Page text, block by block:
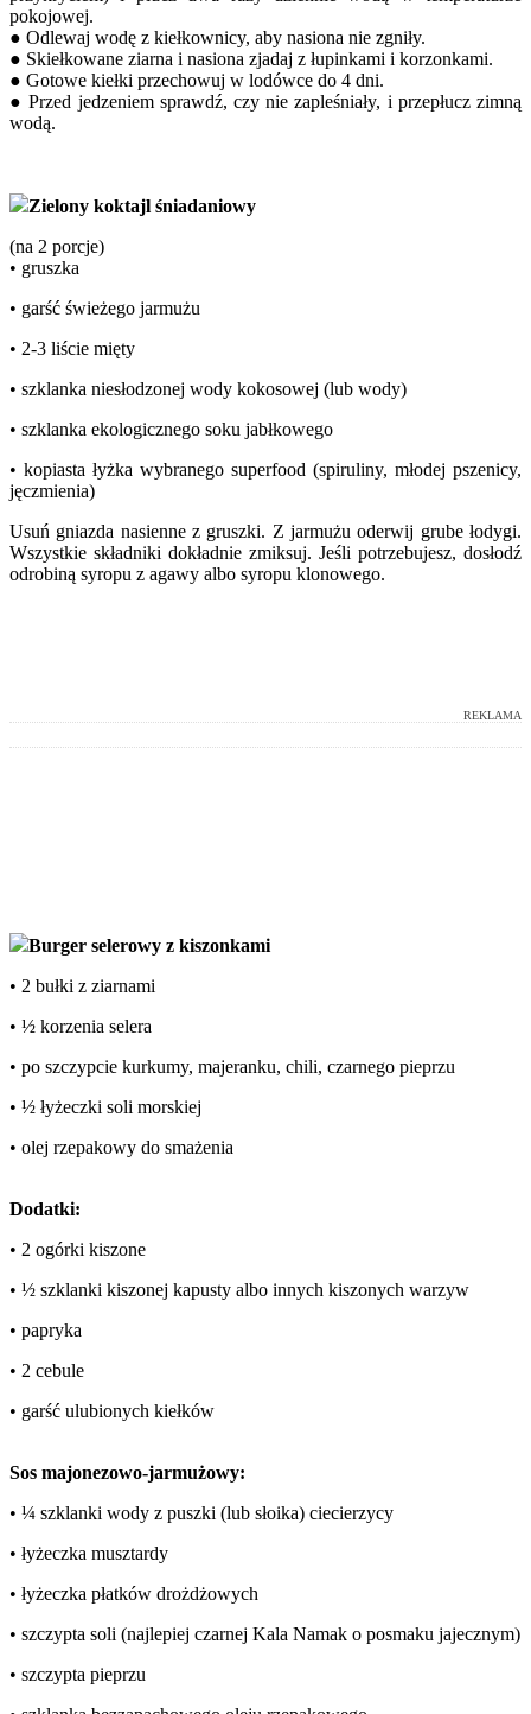
pokojowej.
● Odlewaj wodę z kiełkownicy, aby nasiona nie zgniły.
● Skiełkowane ziarna i nasiona zjadaj z łupinkami i korzonkami.
● Gotowe kiełki przechowuj w lodówce do 4 dni.
● Przed jedzeniem sprawdź, czy nie zapleśniały, i przepłucz zimną
wodą.
Zielony koktajl śniadaniowy
(na 2 porcje)
• gruszka
• garść świeżego jarmużu
• 2-3 liście mięty
• szklanka niesłodzonej wody kokosowej (lub wody)
• szklanka ekologicznego soku jabłkowego
• kopiasta łyżka wybranego superfood (spiruliny, młodej pszenicy,
jęczmienia)
Usuń gniazda nasienne z gruszki. Z jarmużu oderwij grube łodygi.
Wszystkie składniki dokładnie zmiksuj. Jeśli potrzebujesz, dosłodź
odrobiną syropu z agawy albo syropu klonowego.
REKLAMA
Burger selerowy z kiszonkami
• 2 bułki z ziarnami
• ½ korzenia selera
• po szczypcie kurkumy, majeranku, chili, czarnego pieprzu
• ½ łyżeczki soli morskiej
• olej rzepakowy do smażenia
Dodatki:
• 2 ogórki kiszone
• ½ szklanki kiszonej kapusty albo innych kiszonych warzyw
• papryka
• 2 cebule
• garść ulubionych kiełków
Sos majonezowo-jarmużowy:
• ¼ szklanki wody z puszki (lub słoika) ciecierzycy
• łyżeczka musztardy
• łyżeczka płatków drożdżowych
• szczypta soli (najlepiej czarnej Kala Namak o posmaku jajecznym)
• szczypta pieprzu